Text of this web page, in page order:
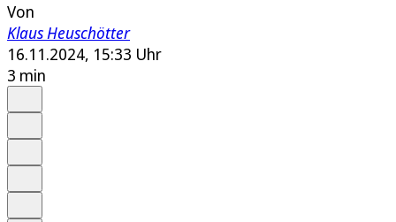
Von
Klaus Heuschötter
16.11.2024, 15:33 Uhr
3 min